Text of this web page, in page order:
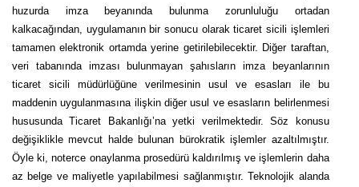
huzurda imza beyanında bulunma zorunluluğu ortadan
kalkacağından, uygulamanın bir sonucu olarak ticaret sicili işlemleri
tamamen elektronik ortamda yerine getirilebilecektir. Diğer taraftan,
veri tabanında imzası bulunmayan şahısların imza beyanlarının
ticaret sicili müdürlüğüne verilmesinin usul ve esasları ile bu
maddenin uygulanmasına ilişkin diğer usul ve esasların belirlenmesi
hususunda Ticaret Bakanlığı’na yetki verilmektedir. Söz konusu
değişiklikle mevcut halde bulunan bürokratik işlemler azaltılmıştır.
Öyle ki, noterce onaylanma prosedürü kaldırılmış ve işlemlerin daha
az belge ve maliyetle yapılabilmesi sağlanmıştır. Teknolojik alanda